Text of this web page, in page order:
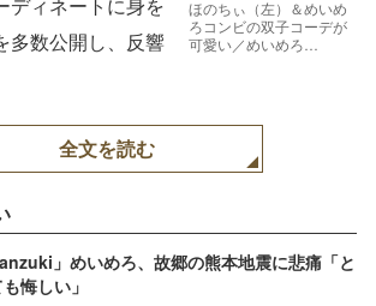
ほのちぃ（左）＆めいめ
ろコンビの双子コーデが
可愛い／めいめろ
多数公開し、反響
全文を読む
」めいめろ、故郷の熊本地震に悲痛「と
悔しい」